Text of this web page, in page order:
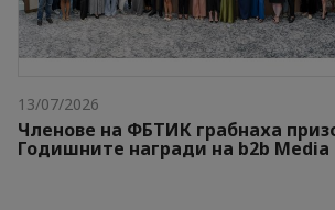
13/07/2026
Членове на ФБТИК грабнаха
Годишните награди на b2b Media